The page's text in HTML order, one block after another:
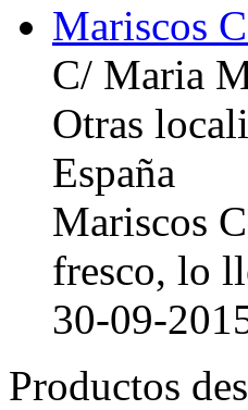
Mariscos
C/ Maria
Otras
España
Mariscos
fresco, lo
30-09-
Productos